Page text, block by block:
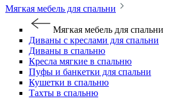
Мягкая мебель для спальни
Мягкая мебель для спальни
Диваны с креслами для спальни
Диваны в спальню
Кресла мягкие в спальню
Пуфы и банкетки для спальни
Кушетки в спальню
Тахты в спальню